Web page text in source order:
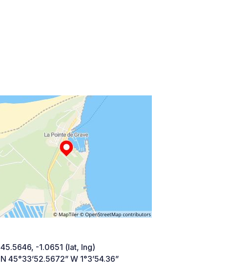
45.5646, -1.0651 (lat, lng)
N 45°33’52.5672” W 1°3’54.36”